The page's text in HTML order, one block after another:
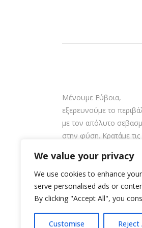
We value your privacy
We use cookies to enhance
serve personalised ads or
By clicking "Accept All", you
Customise Reject
Μένουμε Εύβοια,
εξερευνούμε το
με τον απόλυτο
στην φύση. Κρατάμε τις